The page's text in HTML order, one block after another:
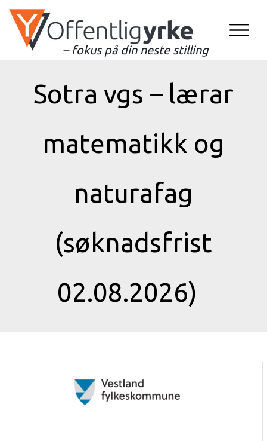
– fokus på din neste stilling
Sotra vgs – lærar
matematikk og
naturafag
(søknadsfrist
02.08.2026)